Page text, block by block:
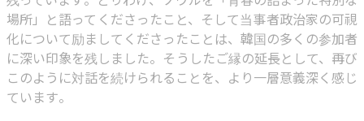
場所」と語ってくださったこと、そして当事者政治家の可視
化について励ましてくださったことは、韓国の多くの参加者
に深い印象を残しました。そうしたご縁の延長として、再び
このように対話を続けられることを、より一層意義深く感じ
ています。